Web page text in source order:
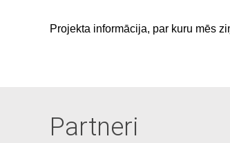
Projekta informācija, par kuru mēs
Partneri